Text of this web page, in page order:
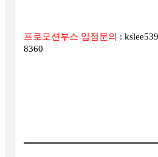
프로모션부스 입점문의 :
8360